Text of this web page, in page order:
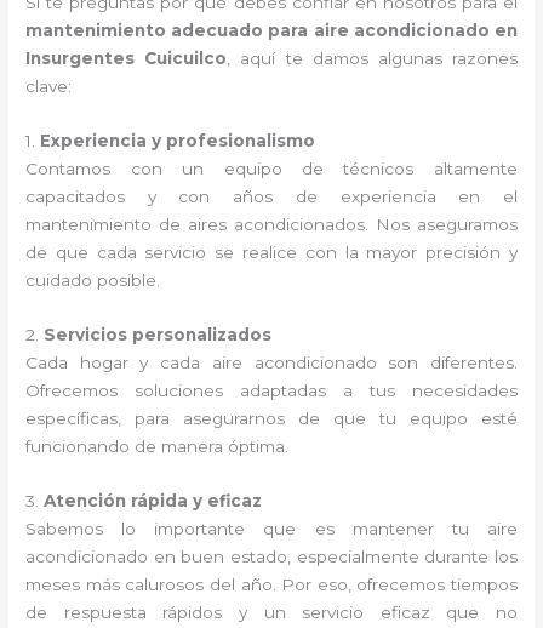
mantenimiento adecuado para aire acondicionado en
Insurgentes Cuicuilco , aquí te damos algunas razones
clave:
1. Experiencia y profesionalismo
Contamos con un equipo de técnicos altamente
capacitados y con años de experiencia en el
mantenimiento de aires acondicionados. Nos aseguramos
de que cada servicio se realice con la mayor precisión y
cuidado posible.
2. Servicios personalizados
Cada hogar y cada aire acondicionado son diferentes.
Ofrecemos soluciones adaptadas a tus necesidades
específicas, para asegurarnos de que tu equipo esté
funcionando de manera óptima.
3.Atención rápida y eficaz
Sabemos lo importante que es mantener tu aire
acondicionado en buen estado, especialmente durante los
meses más calurosos del año. Por eso, ofrecemos tiempos
de respuesta rápidos y un servicio eficaz que no